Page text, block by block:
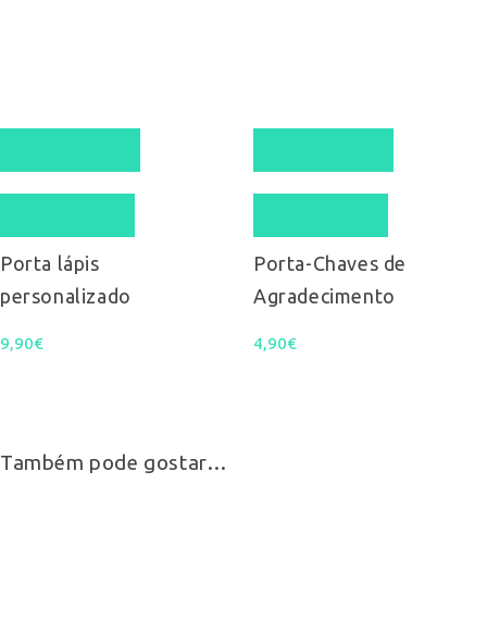
Porta lápis
personalizado
9,90€
Porta-Chaves de
Agradecimento
4,90€
Também pode gostar…